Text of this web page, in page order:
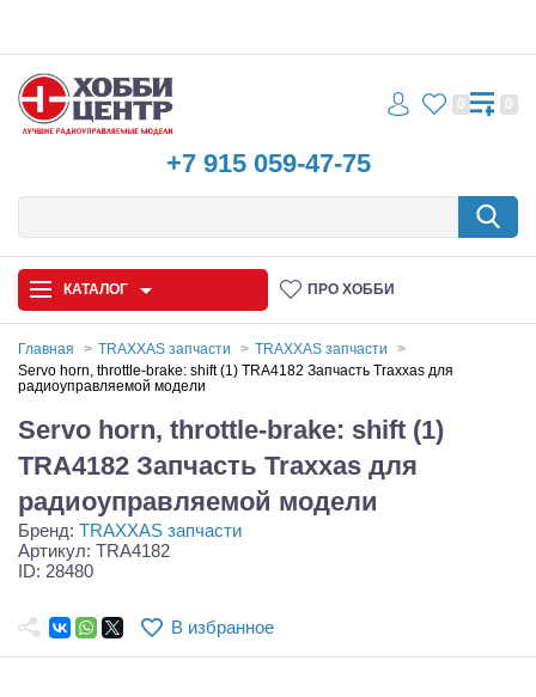
+7 915 059-47-75
0 0
КАТАЛОГ ПРО ХОББИ
Автомодели
Запчасти и аксессуары
Игрушки
Самолеты
Судомодели
Главная TRAXXAS запчасти
TRAXXAS запчасти
Servo horn, throttle-brake: shift (1) TRA4182 Запчасть Traxxas для
радиоуправляемой модели
Servo horn, throttle-brake: shift (1)
TRA4182 Запчасть Traxxas для
радиоуправляемой модели
Бренд: TRAXXAS запчасти
Артикул: TRA4182
ID: 28480
В избранное